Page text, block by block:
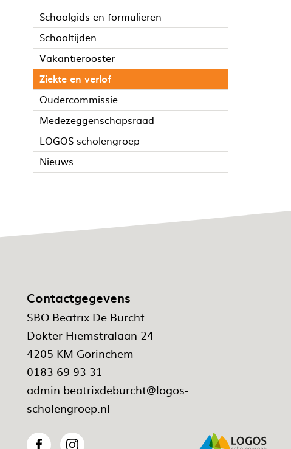
Schoolgids en formulieren
Schooltijden
Vakantierooster
Ziekte en verlof
Oudercommissie
Medezeggenschapsraad
LOGOS scholengroep
Nieuws
Contactgegevens
SBO Beatrix De Burcht
Dokter Hiemstralaan 24
4205 KM Gorinchem
0183 69 93 31
admin.beatrixdeburcht@logos-
scholengroep.nl